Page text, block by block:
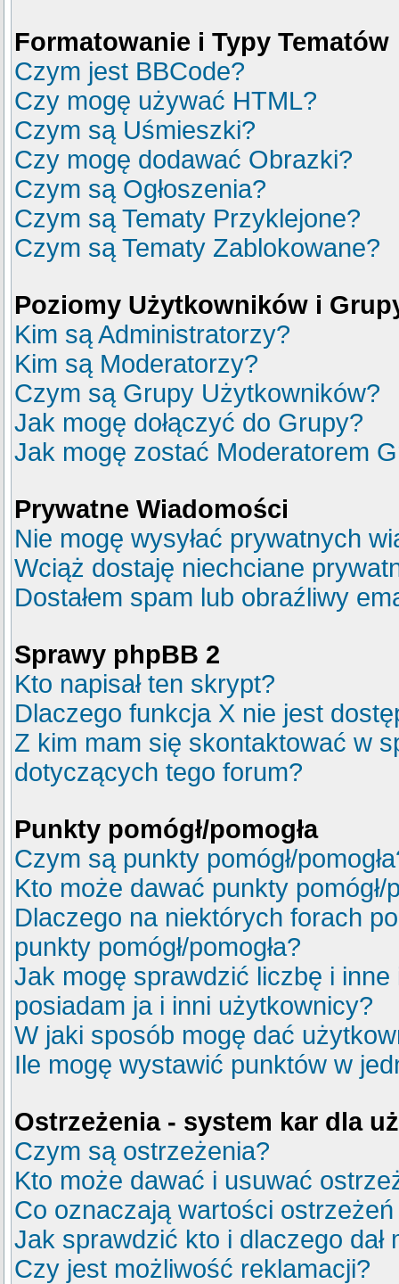
Formatowanie i Typy Tematów
Czym jest BBCode?
Czy mogę używać HTML?
Czym są Uśmieszki?
Czy mogę dodawać Obrazki?
Czym są Ogłoszenia?
Czym są Tematy Przyklejone?
Czym są Tematy Zablokowane?
Poziomy Użytkowników i
Kim są Administratorzy?
Kim są Moderatorzy?
Czym są Grupy Użytkowników?
Jak mogę dołączyć do Grupy?
Jak mogę zostać Moderatorem
Prywatne Wiadomości
Nie mogę wysyłać prywatnych
Wciąż dostaję niechciane
Dostałem spam lub obraźliwy
Sprawy phpBB 2
Kto napisał ten skrypt?
Dlaczego funkcja X nie jest
Z kim mam się skontaktować w
dotyczących tego forum?
Punkty pomógł/pomogła
Czym są punkty pomógł/
Kto może dawać punkty pomógł/
Dlaczego na niektórych forach
punkty pomógł/pomogła?
Jak mogę sprawdzić liczbę i
posiadam ja i inni użytkownicy?
W jaki sposób mogę dać
Ile mogę wystawić punktów w
Ostrzeżenia - system kar dla
Czym są ostrzeżenia?
Kto może dawać i usuwać
Co oznaczają wartości
Jak sprawdzić kto i dlaczego dał
Czy jest możliwość reklamacji?